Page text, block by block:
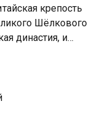
крепость
Шёлкового
династия, и
в запустение.